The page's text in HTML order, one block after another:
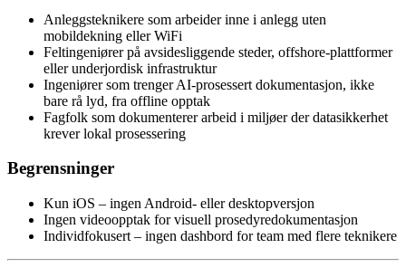
Anleggsteknikere som arbeider inne i anlegg uten
mobildekning eller WiFi
Feltingeniører på avsidesliggende steder, offshore-plattformer
eller underjordisk infrastruktur
Ingeniører som trenger AI-prosessert dokumentasjon, ikke
bare rå lyd, fra offline opptak
Fagfolk som dokumenterer arbeid i miljøer der datasikkerhet
krever lokal prosessering
Begrensninger
Kun iOS – ingen Android- eller desktopversjon
Ingen videoopptak for visuell prosedyredokumentasjon
Individfokusert – ingen dashbord for team med flere teknikere